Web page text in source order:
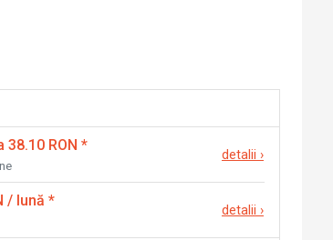
RON *
detalii ›
/ lună *
detalii ›